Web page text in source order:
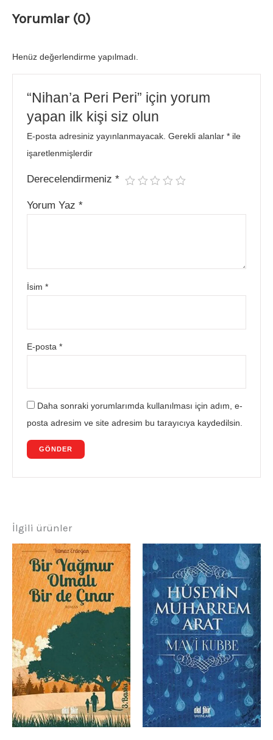
Yorumlar (0)
Henüz değerlendirme yapılmadı.
“Nihan’a Peri Peri” için yorum
yapan ilk kişi siz olun
E-posta adresiniz yayınlanmayacak. Gerekli alanlar* ile
işaretlenmişlerdir
Derecelendirmeniz*
Yorum Yaz*
İsim*
E-posta*
Daha sonraki yorumlarımda kullanılması için adım, e-
posta adresim ve site adresim bu tarayıcıya kaydedilsin.
İlgili ürünler